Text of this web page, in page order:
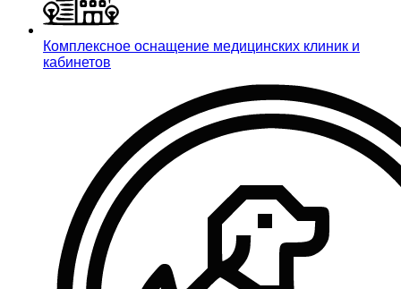
Комплексное оснащение медицинских клиник и
кабинетов